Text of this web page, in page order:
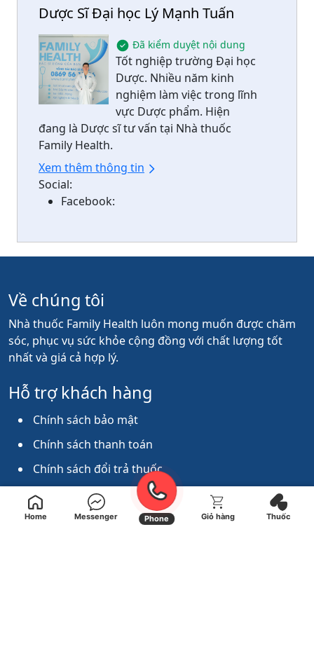
Dược Sĩ Đại học Lý Mạnh Tuấn
Đã kiểm duyệt nội dung
Tốt nghiệp trường Đại học
Dược. Nhiều năm kinh
nghiệm làm việc trong lĩnh
vực Dược phẩm. Hiện
đang là Dược sĩ tư vấn tại Nhà thuốc
Family Health.
Xem thêm thông tin
Social:
Facebook:
Về chúng tôi
Nhà thuốc Family Health luôn mong muốn được chăm
sóc, phục vụ sức khỏe cộng đồng với chất lượng tốt
nhất và giá cả hợp lý.
Hỗ trợ khách hàng
Chính sách bảo mật
Chính sách thanh toán
Chính sách đổi trả thuốc
Chính sách giao hàng
Home Messenger Phone Giỏ hàng Thuốc